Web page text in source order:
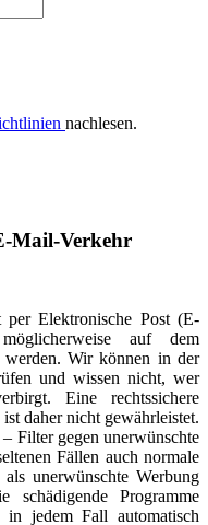
nachlesen.
Mail-Verkehr
per Elektronische Post (E-
auf dem
werden. Wir können in der
und wissen nicht, wer
Eine rechtssichere
daher nicht gewährleistet.
Filter gegen unerwünschte
Fällen auch normale
unerwünschte Werbung
Programme
jedem Fall automatisch